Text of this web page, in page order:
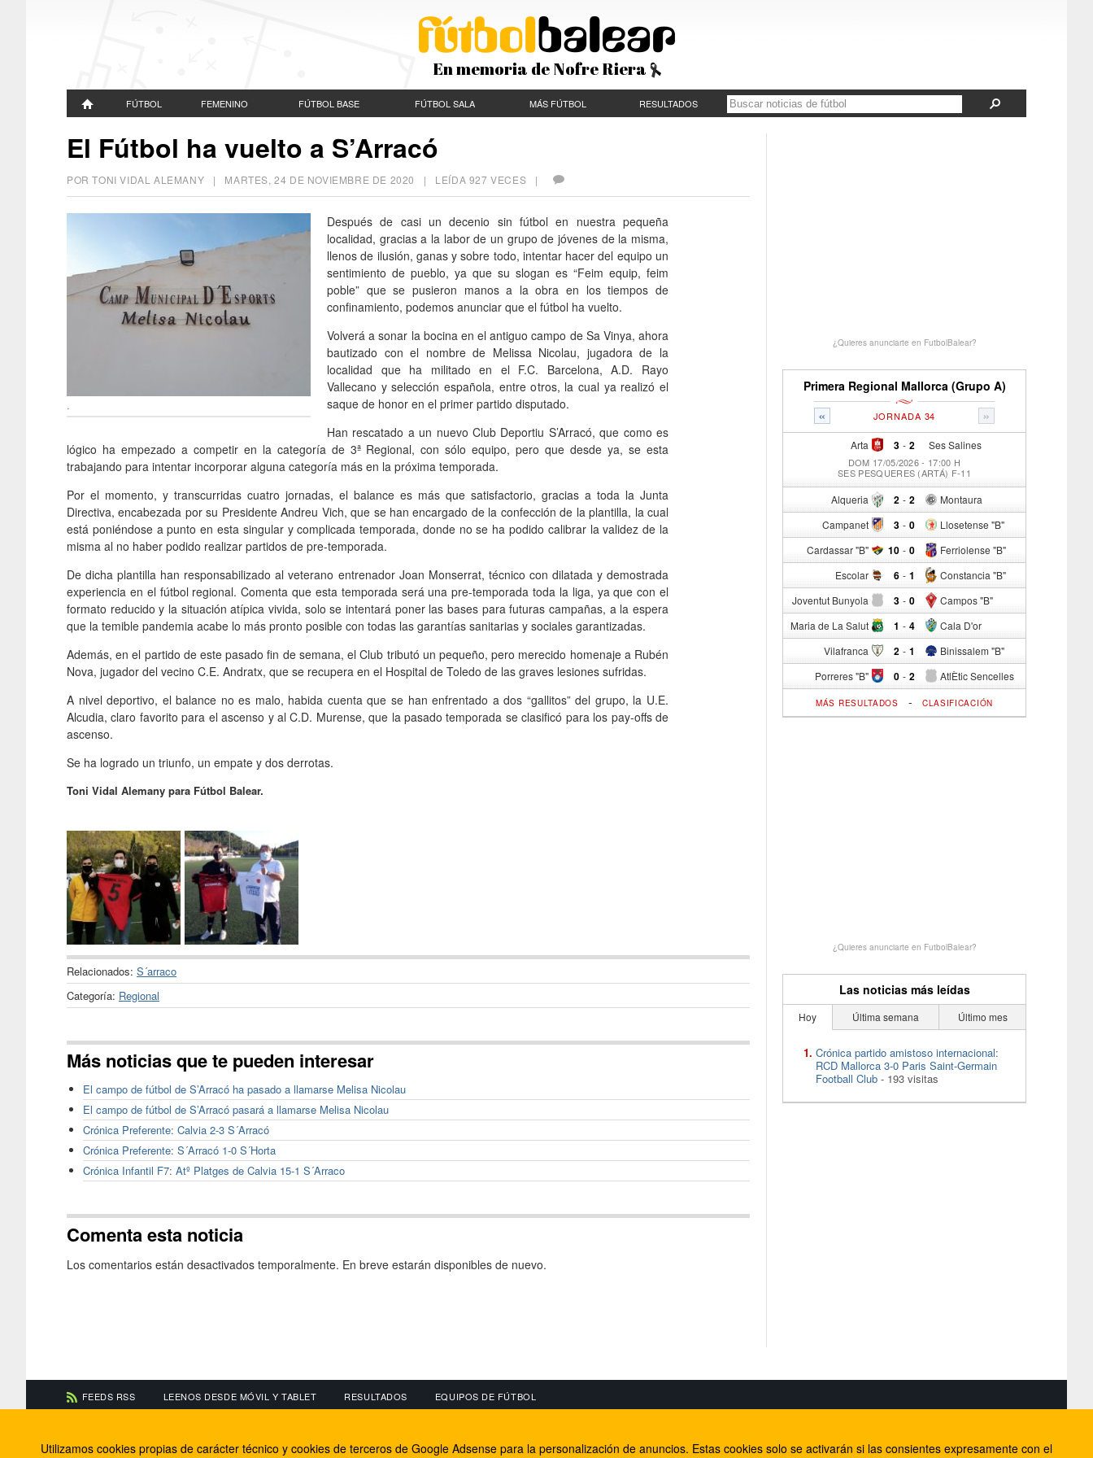
En memoria de Nofre Riera
FÚTBOL FEMENINO FÚTBOL BASE FÚTBOL SALA MÁS FÚTBOL RESULTADOS
El Fútbol ha vuelto a S’Arracó
POR TONI VIDAL ALEMANY | MARTES, 24 DE NOVIEMBRE DE 2020 | LEÍDA 927 VECES |
.
Después de casi un decenio sin fútbol en nuestra pequeña
localidad, gracias a la labor de un grupo de jóvenes de la misma,
llenos de ilusión, ganas y sobre todo, intentar hacer del equipo un
sentimiento de pueblo, ya que su slogan es “Feim equip, feim
poble” que se pusieron manos a la obra en los tiempos de
confinamiento, podemos anunciar que el fútbol ha vuelto.
Volverá a sonar la bocina en el antiguo campo de Sa Vinya, ahora
bautizado con el nombre de Melissa Nicolau, jugadora de la
localidad que ha militado en el F.C. Barcelona, A.D. Rayo
Vallecano y selección española, entre otros, la cual ya realizó el
saque de honor en el primer partido disputado.
Han rescatado a un nuevo Club Deportiu S’Arracó, que como es
lógico ha empezado a competir en la categoría de 3ª Regional, con sólo equipo, pero que desde ya, se esta
trabajando para intentar incorporar alguna categoría más en la próxima temporada.
Por el momento, y transcurridas cuatro jornadas, el balance es más que satisfactorio, gracias a toda la Junta
Directiva, encabezada por su Presidente Andreu Vich, que se han encargado de la confección de la plantilla, la cual
está poniéndose a punto en esta singular y complicada temporada, donde no se ha podido calibrar la validez de la
misma al no haber podido realizar partidos de pre-temporada.
De dicha plantilla han responsabilizado al veterano entrenador Joan Monserrat, técnico con dilatada y demostrada
experiencia en el fútbol regional. Comenta que esta temporada será una pre-temporada toda la liga, ya que con el
formato reducido y la situación atípica vivida, solo se intentará poner las bases para futuras campañas, a la espera
que la temible pandemia acabe lo más pronto posible con todas las garantías sanitarias y sociales garantizadas.
Además, en el partido de este pasado fin de semana, el Club tributó un pequeño, pero merecido homenaje a Rubén
Nova, jugador del vecino C.E. Andratx, que se recupera en el Hospital de Toledo de las graves lesiones sufridas.
A nivel deportivo, el balance no es malo, habida cuenta que se han enfrentado a dos “gallitos” del grupo, la U.E.
Alcudia, claro favorito para el ascenso y al C.D. Murense, que la pasado temporada se clasificó para los pay-offs de
ascenso.
Se ha logrado un triunfo, un empate y dos derrotas.
Toni Vidal Alemany para Fútbol Balear.
Relacionados: S´arraco
Categoría: Regional
Más noticias que te pueden interesar
El campo de fútbol de S’Arracó ha pasado a llamarse Melisa Nicolau
El campo de fútbol de S’Arracó pasará a llamarse Melisa Nicolau
Crónica Preferente: Calvia 2-3 S´Arracó
Crónica Preferente: S´Arracó 1-0 S´Horta
Crónica Infantil F7: Atº Platges de Calvia 15-1 S´Arraco
Comenta esta noticia
Los comentarios están desactivados temporalmente. En breve estarán disponibles de nuevo.
¿Quieres anunciarte en FutbolBalear?
Primera Regional Mallorca (Grupo A)
« »
JORNADA 34
Arta 3 - Ses Salines
2
DOM 17/05/2026 - 17:00 H
SES PESQUERES (ARTÁ) F-11
Alqueria 2 - Montaura
2
Campanet 3 - Llosetense "B"
0
Cardassar "B" 10 - Ferriolense "B"
0
Escolar 6 - Constancia "B"
1
Joventut Bunyola 3 - Campos "B"
0
Maria de La Salut 1 - Cala D'or
4
Vilafranca 2 - Binissalem "B"
1
Porreres "B" 0 - AtlÈtic Sencelles
2
MÁS RESULTADOS - CLASIFICACIÓN
¿Quieres anunciarte en FutbolBalear?
Las noticias más leídas
Hoy Última semana Último mes
Crónica partido amistoso internacional:
RCD Mallorca 3-0 Paris Saint-Germain
Football Club - 193 visitas
FEEDS RSS LEENOS DESDE MÓVIL Y TABLET RESULTADOS EQUIPOS DE FÚTBOL
Información de contacto
El equipo de FútbolBalear
Facebook
Internet Rural Mallorca
Utilizamos cookies propias de carácter técnico y cookies de terceros de Google Adsense para la personalización de anuncios. Estas cookies solo se activarán si las consientes expresamente con el